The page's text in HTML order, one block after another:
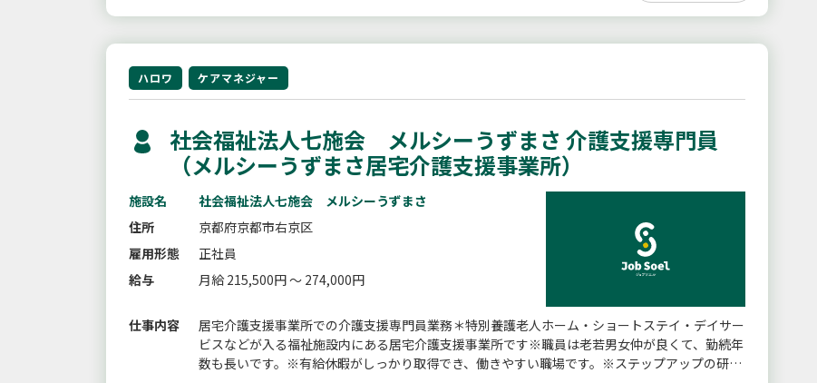
ハロワ ケアマネジャー
社会福祉法人七施会 メルシーうずまさ 介護支援専門員
（メルシーうずまさ居宅介護支援事業所）
施設名
社会福祉法人七施会 メルシーうずまさ
住所
京都府京都市右京区
雇用形態
正社員
給与
月給 215,500円 ～ 274,000円
仕事内容
居宅介護支援事業所での介護支援専門員業務＊特別養護老人ホーム・ショートステイ・デイサー
ビスなどが入る福祉施設内にある居宅介護支援事業所です※職員は老若男女仲が良くて、勤続年
数も長いです。※有給休暇がしっかり取得でき、働きやすい職場です。※ステップアップの研